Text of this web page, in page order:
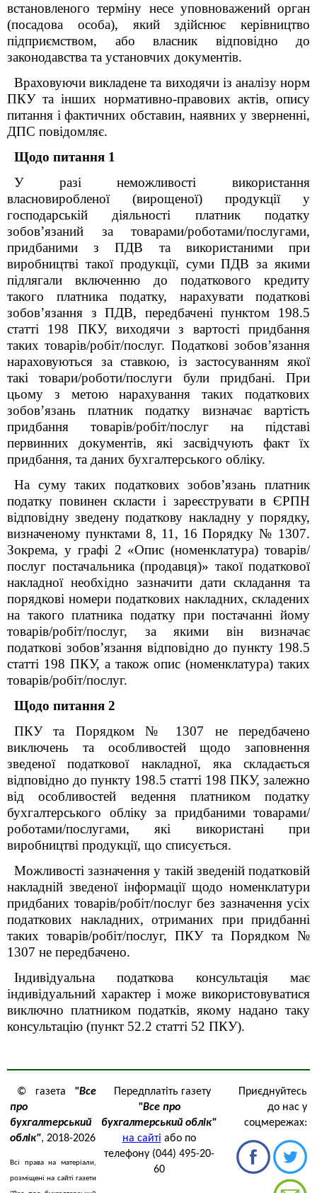
встановленого терміну несе уповноважений орган
(посадова особа), який здійснює керівництво
підприємством, або власник відповідно до
законодавства та установчих документів.
Враховуючи викладене та виходячи із аналізу норм
ПКУ та інших нормативно-правових актів, опису
питання і фактичних обставин, наявних у зверненні,
ДПС повідомляє.
Щодо питання 1
У разі неможливості використання
власновиробленої (вирощеної) продукції у
господарській діяльності платник податку
зобов’язаний за товарами/роботами/послугами,
придбаними з ПДВ та використаними при
виробництві такої продукції, суми ПДВ за якими
підлягали включенню до податкового кредиту
такого платника податку, нарахувати податкові
зобов’язання з ПДВ, передбачені пунктом 198.5
статті 198 ПКУ, виходячи з вартості придбання
таких товарів/робіт/послуг. Податкові зобов’язання
нараховуються за ставкою, із застосуванням якої
такі товари/роботи/послуги були придбані. При
цьому з метою нарахування таких податкових
зобов’язань платник податку визначає вартість
придбання товарів/робіт/послуг на підставі
первинних документів, які засвідчують факт їх
придбання, та даних бухгалтерського обліку.
На суму таких податкових зобов’язань платник
податку повинен скласти і зареєструвати в ЄРПН
відповідну зведену податкову накладну у порядку,
визначеному пунктами 8, 11, 16 Порядку № 1307.
Зокрема, у графі 2 «Опис (номенклатура) товарів/
послуг постачальника (продавця)» такої податкової
накладної необхідно зазначити дати складання та
порядкові номери податкових накладних, складених
на такого платника податку при постачанні йому
товарів/робіт/послуг, за якими він визначає
податкові зобов’язання відповідно до пункту 198.5
статті 198 ПКУ, а також опис (номенклатура) таких
товарів/робіт/послуг.
Щодо питання 2
ПКУ та Порядком № 1307 не передбачено
виключень та особливостей щодо заповнення
зведеної податкової накладної, яка складається
відповідно до пункту 198.5 статті 198 ПКУ, залежно
від особливостей ведення платником податку
бухгалтерського обліку за придбаними товарами/
роботами/послугами, які використані при
виробництві продукції, що списується.
Можливості зазначення у такій зведеній податковій
накладній зведеної інформації щодо номенклатури
придбаних товарів/робіт/послуг без зазначення усіх
податкових накладних, отриманих при придбанні
таких товарів/робіт/послуг, ПКУ та Порядком №
1307 не передбачено.
Індивідуальна податкова консультація має
індивідуальний характер і може використовуватися
виключно платником податків, якому надано таку
консультацію (пункт 52.2 статті 52 ПКУ).
© газета "Все
про
бухгалтерський
облік", 2018-2026
Всі права на матеріали,
розміщені на сайті газети
Передплатіть газету
"Все про
бухгалтерський облік"
на сайті або по
телефону (044) 495-20-
60
Приєднуйтесь
до нас у
соцмережах: